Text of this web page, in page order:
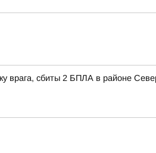
врага, сбиты 2 БПЛА в районе